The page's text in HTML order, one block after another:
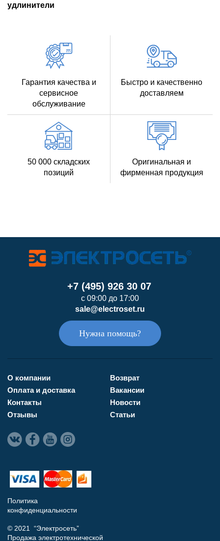
удлинители
Гарантия качества и
сервисное
обслуживание
Быстро и качественно
доставляем
50 000 складских
позиций
Оригинальная и
фирменная продукция
+7 (495) 926 30 07
с 09:00 до 17:00
sale@electroset.ru
Нужна помощь?
О компании
Оплата и доставка
Контакты
Отзывы
Возврат
Вакансии
Новости
Статьи
Политика
конфиденциальности
© 2021 “Электросеть”
Продажа электротехнической